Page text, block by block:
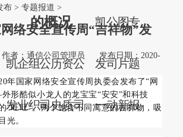
的概况
凯
发
企
业
组
织
公
司
历
史
资
质
公
司
凯
发
一
公
司
动
图
片
新
专
题
报
布 > 专题报道 >
络安全宣传周“吉祥物”发
作者：通信公司管理员
发布日期：2020-
年国家网络安全宣传周执委会发布了“网
形酷似小龙人的龙宝宝“安安”和科技
“旺旺”。两个饱含不同寓意的吉祥物，吸
光。